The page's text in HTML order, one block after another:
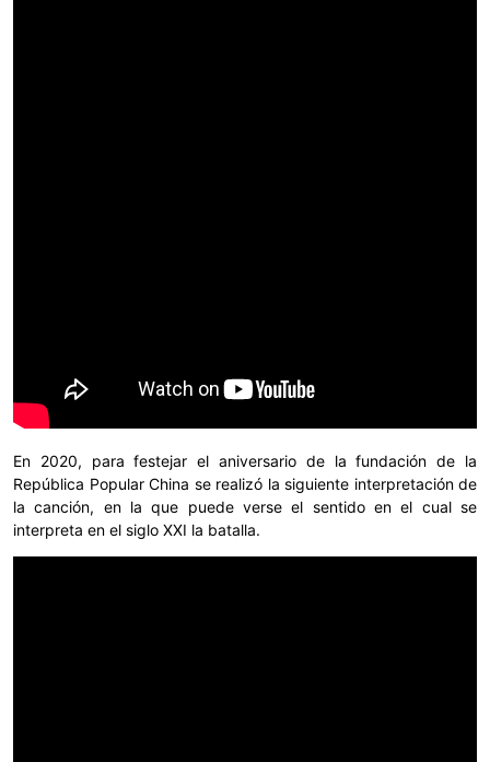
En 2020, para festejar el aniversario de la fundación de la
República Popular China se realizó la siguiente interpretación de
la canción, en la que puede verse el sentido en el cual se
interpreta en el siglo XXI la batalla.